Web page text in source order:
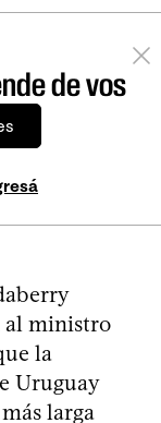
de vos
al ministro
la
Uruguay
larga